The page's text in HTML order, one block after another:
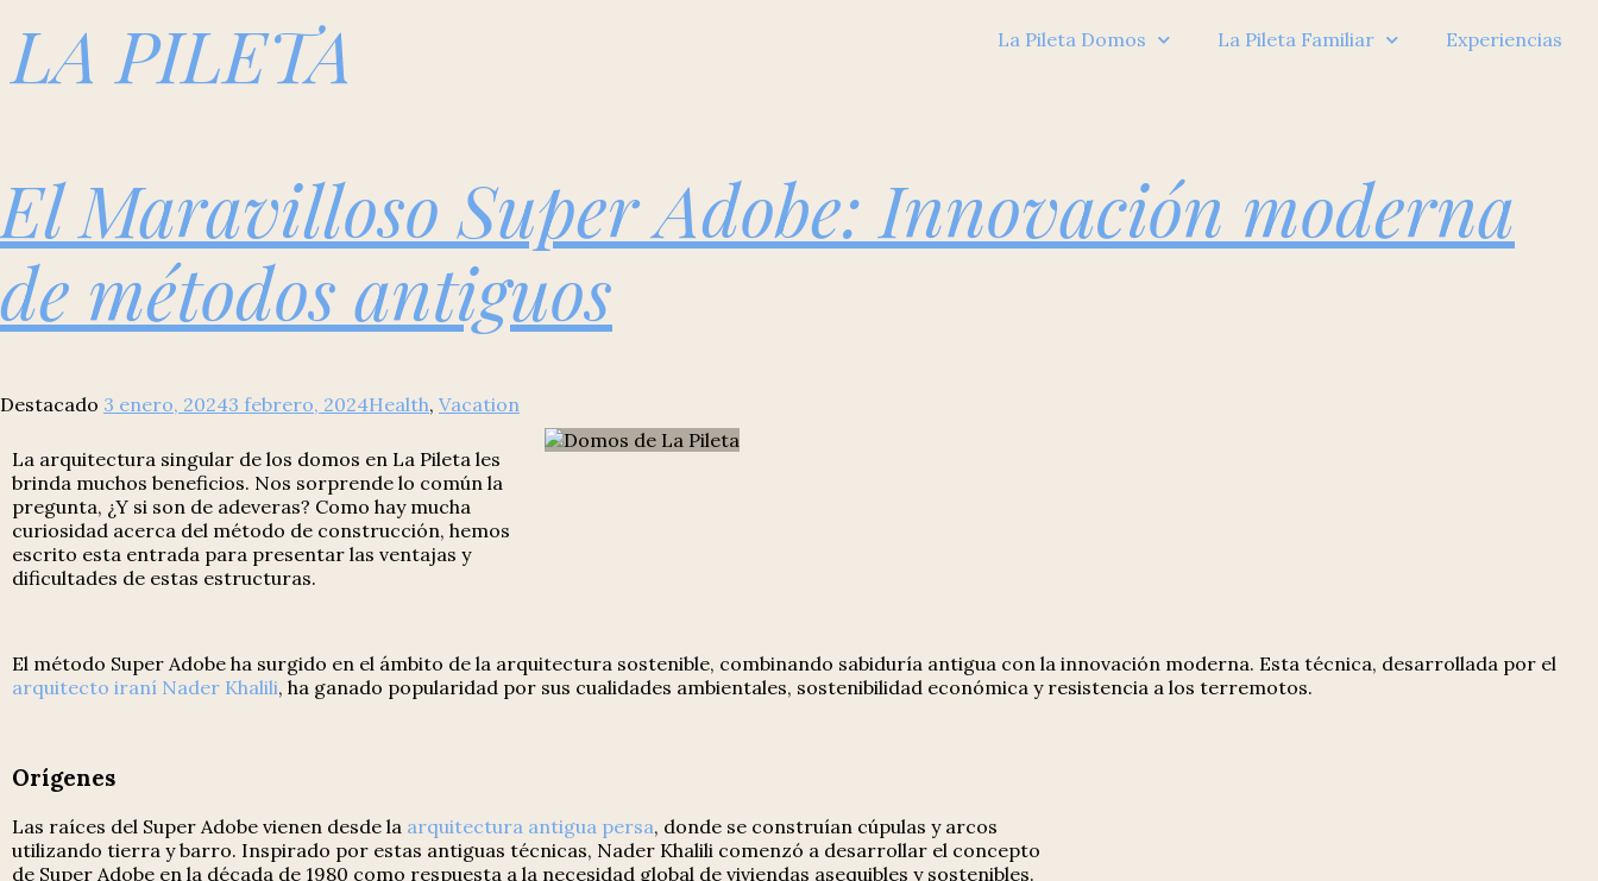
LA PILETA La Pileta Domos La Pileta Familiar Experiencias
El Maravilloso Super Adobe: Innovación moderna
de métodos antiguos
Destacado 3 enero, 20243 febrero, 2024Health, Vacation
La arquitectura singular de los domos en La Pileta les
brinda muchos beneficios. Nos sorprende lo común la
pregunta, ¿Y si son de adeveras? Como hay mucha
curiosidad acerca del método de construcción, hemos
escrito esta entrada para presentar las ventajas y
dificultades de estas estructuras.
El método Super Adobe ha surgido en el ámbito de la arquitectura sostenible, combinando sabiduría antigua con la innovación moderna. Esta técnica, desarrollada por el
arquitecto iraní Nader Khalili, ha ganado popularidad por sus cualidades ambientales, sostenibilidad económica y resistencia a los terremotos.
Orígenes
Las raíces del Super Adobe vienen desde la arquitectura antigua persa, donde se construían cúpulas y arcos
utilizando tierra y barro. Inspirado por estas antiguas técnicas, Nader Khalili comenzó a desarrollar el concepto
de Super Adobe en la década de 1980 como respuesta a la necesidad global de viviendas asequibles y sostenibles.